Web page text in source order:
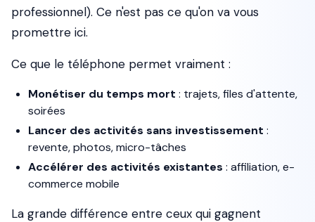
professionnel). Ce n'est pas ce qu'on va vous
promettre ici.
Ce que le téléphone permet vraiment :
Monétiser du temps mort : trajets, files d'attente,
soirées
Lancer des activités sans investissement :
revente, photos, micro-tâches
Accélérer des activités existantes : affiliation, e-
commerce mobile
La grande différence entre ceux qui gagnent